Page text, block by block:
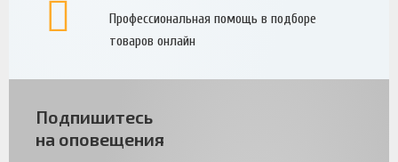
Профессиональная помощь в подборе
товаров онлайн
Подпишитесь
на оповещения